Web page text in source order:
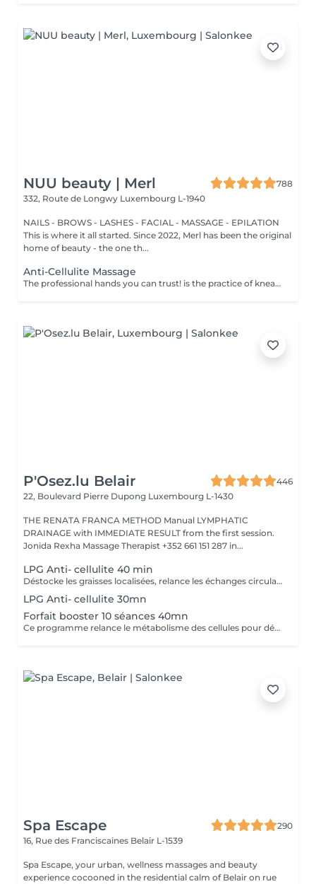
NUU beauty | Merl
788
332, Route de Longwy Luxembourg L-1940
NAILS - BROWS - LASHES - FACIAL - MASSAGE - EPILATION
This is where it all started. Since 2022, Merl has been the original
home of beauty - the one th...
Anti-Cellulite Massage
The professional hands you can trust! is the practice of kneading or manipulating a person's muscles and other soft-tissue in order to reduce stress, reduce muscle pain, increase relaxation and improve the work of the immune system. Benefits of getting an anti-cellulite massage: - improves blood circulation - congestion in the skin goes away - metabolic processes in cells and tissues are activated - muscles and tissues are saturated with oxygen and minerals - skin becomes smooth and elastic How is massage anti-cellulite done? - back is massaged - arms are massaged - legs are massaged - belly is massaged Age restrictions: recommended to do from 16 years. Post procedure recommendations: do not do sport and any sharp movements for 2-3 hours after the procedure. Frequency: 2-3 times per week, 10 times in total. Repeat once in 3-6 months.
P'Osez.lu Belair
446
22, Boulevard Pierre Dupong Luxembourg L-1430
THE RENATA FRANCA METHOD Manual LYMPHATIC
DRAINAGE with IMMEDIATE RESULT from the first session.
Jonida Rexha Massage Therapist +352 661 151 287 in...
LPG Anti- cellulite 40 min
Déstocke les graisses localisées, relance les échanges circulatoires et raffermit pour retrouver une peau lisse, plus ferme et un corps plus léger. Ce soin agit sur tous types de cellulite(adipeux,aqueuse et fibreuse).
LPG Anti- cellulite 30mn
Forfait booster 10 séances 40mn
Ce programme relance le métabolisme des cellules pour déstocker les graisses résistantes, lisser la cellulite et raffermir la peau. Cure à raison de 2 soins endermologie corps par semaine pendant 5 semaines .
Spa Escape
290
16, Rue des Franciscaines Belair L-1539
Spa Escape, your urban, wellness massages and beauty
experience cocooned in the residential calm of Belair on rue